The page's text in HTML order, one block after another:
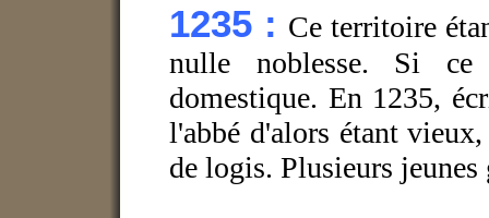
1235 : Ce territoire
nulle noblesse. Si
domestique. En 1235,
l'abbé d'alors étant
de logis. Plusieurs